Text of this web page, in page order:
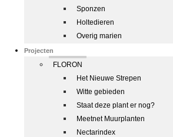
Sponzen
Holtedieren
Overig marien
Projecten
FLORON
Het Nieuwe Strepen
Witte gebieden
Staat deze plant er nog?
Meetnet Muurplanten
Nectarindex